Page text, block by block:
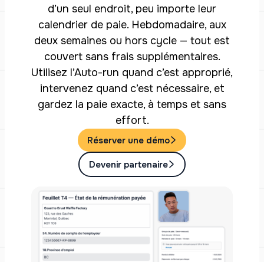
d’un seul endroit, peu importe leur
calendrier de paie. Hebdomadaire, aux
deux semaines ou hors cycle — tout est
couvert sans frais supplémentaires.
Utilisez l’Auto-run quand c’est approprié,
intervenez quand c’est nécessaire, et
gardez la paie exacte, à temps et sans
effort.
Réserver une démo
Devenir partenaire